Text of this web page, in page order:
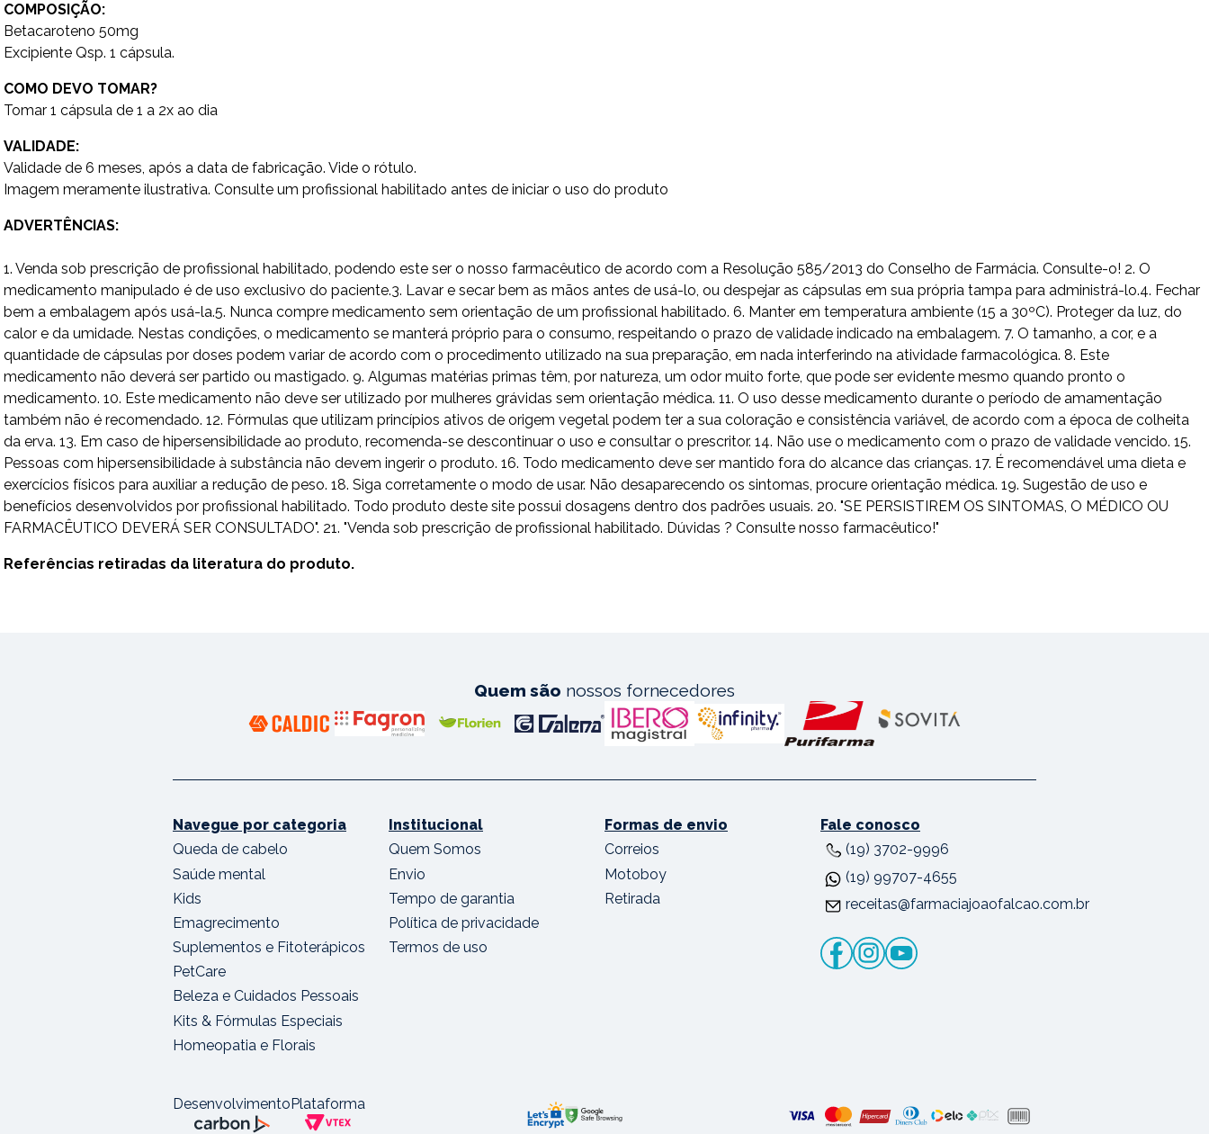
COMPOSIÇÃO:
Betacaroteno 50mg
Excipiente Qsp. 1 cápsula.
COMO DEVO TOMAR?
Tomar 1 cápsula de 1 a 2x ao dia
VALIDADE:
Validade de 6 meses, após a data de fabricação. Vide o rótulo.
Imagem meramente ilustrativa. Consulte um profissional habilitado antes de iniciar o uso do produto
ADVERTÊNCIAS:
1. Venda sob prescrição de profissional habilitado, podendo este ser o nosso farmacêutico de acordo com a Resolução 585/2013 do Conselho de Farmácia. Consulte-o! 2. O
medicamento manipulado é de uso exclusivo do paciente.3. Lavar e secar bem as mãos antes de usá-lo, ou despejar as cápsulas em sua própria tampa para administrá-lo.4. Fechar
bem a embalagem após usá-la.5. Nunca compre medicamento sem orientação de um profissional habilitado. 6. Manter em temperatura ambiente (15 a 30ºC). Proteger da luz, do
calor e da umidade. Nestas condições, o medicamento se manterá próprio para o consumo, respeitando o prazo de validade indicado na embalagem. 7. O tamanho, a cor, e a
quantidade de cápsulas por doses podem variar de acordo com o procedimento utilizado na sua preparação, em nada interferindo na atividade farmacológica. 8. Este
medicamento não deverá ser partido ou mastigado. 9. Algumas matérias primas têm, por natureza, um odor muito forte, que pode ser evidente mesmo quando pronto o
medicamento. 10. Este medicamento não deve ser utilizado por mulheres grávidas sem orientação médica. 11. O uso desse medicamento durante o período de amamentação
também não é recomendado. 12. Fórmulas que utilizam princípios ativos de origem vegetal podem ter a sua coloração e consistência variável, de acordo com a época de colheita
da erva. 13. Em caso de hipersensibilidade ao produto, recomenda-se descontinuar o uso e consultar o prescritor. 14. Não use o medicamento com o prazo de validade vencido. 15.
Pessoas com hipersensibilidade à substância não devem ingerir o produto. 16. Todo medicamento deve ser mantido fora do alcance das crianças. 17. É recomendável uma dieta e
exercícios físicos para auxiliar a redução de peso. 18. Siga corretamente o modo de usar. Não desaparecendo os sintomas, procure orientação médica. 19. Sugestão de uso e
benefícios desenvolvidos por profissional habilitado. Todo produto deste site possui dosagens dentro dos padrões usuais. 20. "SE PERSISTIREM OS SINTOMAS, O MÉDICO OU
FARMACÊUTICO DEVERÁ SER CONSULTADO". 21. "Venda sob prescrição de profissional habilitado. Dúvidas ? Consulte nosso farmacêutico!"
Referências retiradas da literatura do produto.
Quem são nossos fornecedores
Navegue por categoria
Queda de cabelo
Saúde mental
Kids
Emagrecimento
Suplementos e Fitoterápicos
PetCare
Beleza e Cuidados Pessoais
Kits & Fórmulas Especiais
Homeopatia e Florais
Institucional
Quem Somos
Envio
Tempo de garantia
Política de privacidade
Termos de uso
Formas de envio
Correios
Motoboy
Retirada
Fale conosco
(19) 3702-9996
(19) 99707-4655
receitas@farmaciajoaofalcao.com.br
DesenvolvimentoPlataforma